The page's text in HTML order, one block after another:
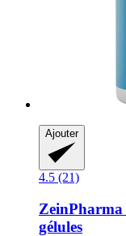
Ajouter
4.5 (21)
ZeinPharma
gélules